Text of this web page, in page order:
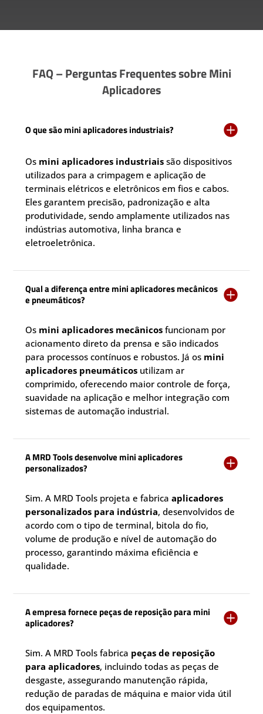
FAQ – Perguntas Frequentes sobre Mini
Aplicadores
O que são mini aplicadores industriais? 
Os mini aplicadores industriais são dispositivos
utilizados para a crimpagem e aplicação de
terminais elétricos e eletrônicos em fios e cabos.
Eles garantem precisão, padronização e alta
produtividade, sendo amplamente utilizados nas
indústrias automotiva, linha branca e
eletroeletrônica.
Qual a diferença entre mini aplicadores mecânicos
e pneumáticos?

Os mini aplicadores mecânicos funcionam por
acionamento direto da prensa e são indicados
para processos contínuos e robustos. Já os mini
aplicadores pneumáticos utilizam ar
comprimido, oferecendo maior controle de força,
suavidade na aplicação e melhor integração com
sistemas de automação industrial.
A MRD Tools desenvolve mini aplicadores
personalizados?

Sim. A MRD Tools projeta e fabricaaplicadores
personalizados para indústria, desenvolvidos de
acordo com o tipo de terminal, bitola do fio,
volume de produção e nível de automação do
processo, garantindo máxima eficiência e
qualidade.
A empresa fornece peças de reposição para mini
aplicadores?

Sim. A MRD Tools fabrica peças de reposição
para aplicadores, incluindo todas as peças de
desgaste, assegurando manutenção rápida,
redução de paradas de máquina e maior vida útil
dos equipamentos.